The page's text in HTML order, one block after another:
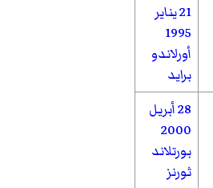
21 يناير
1995
أورلاندو
برايد
28 أبريل
2000
بورتلاند
ثورنز